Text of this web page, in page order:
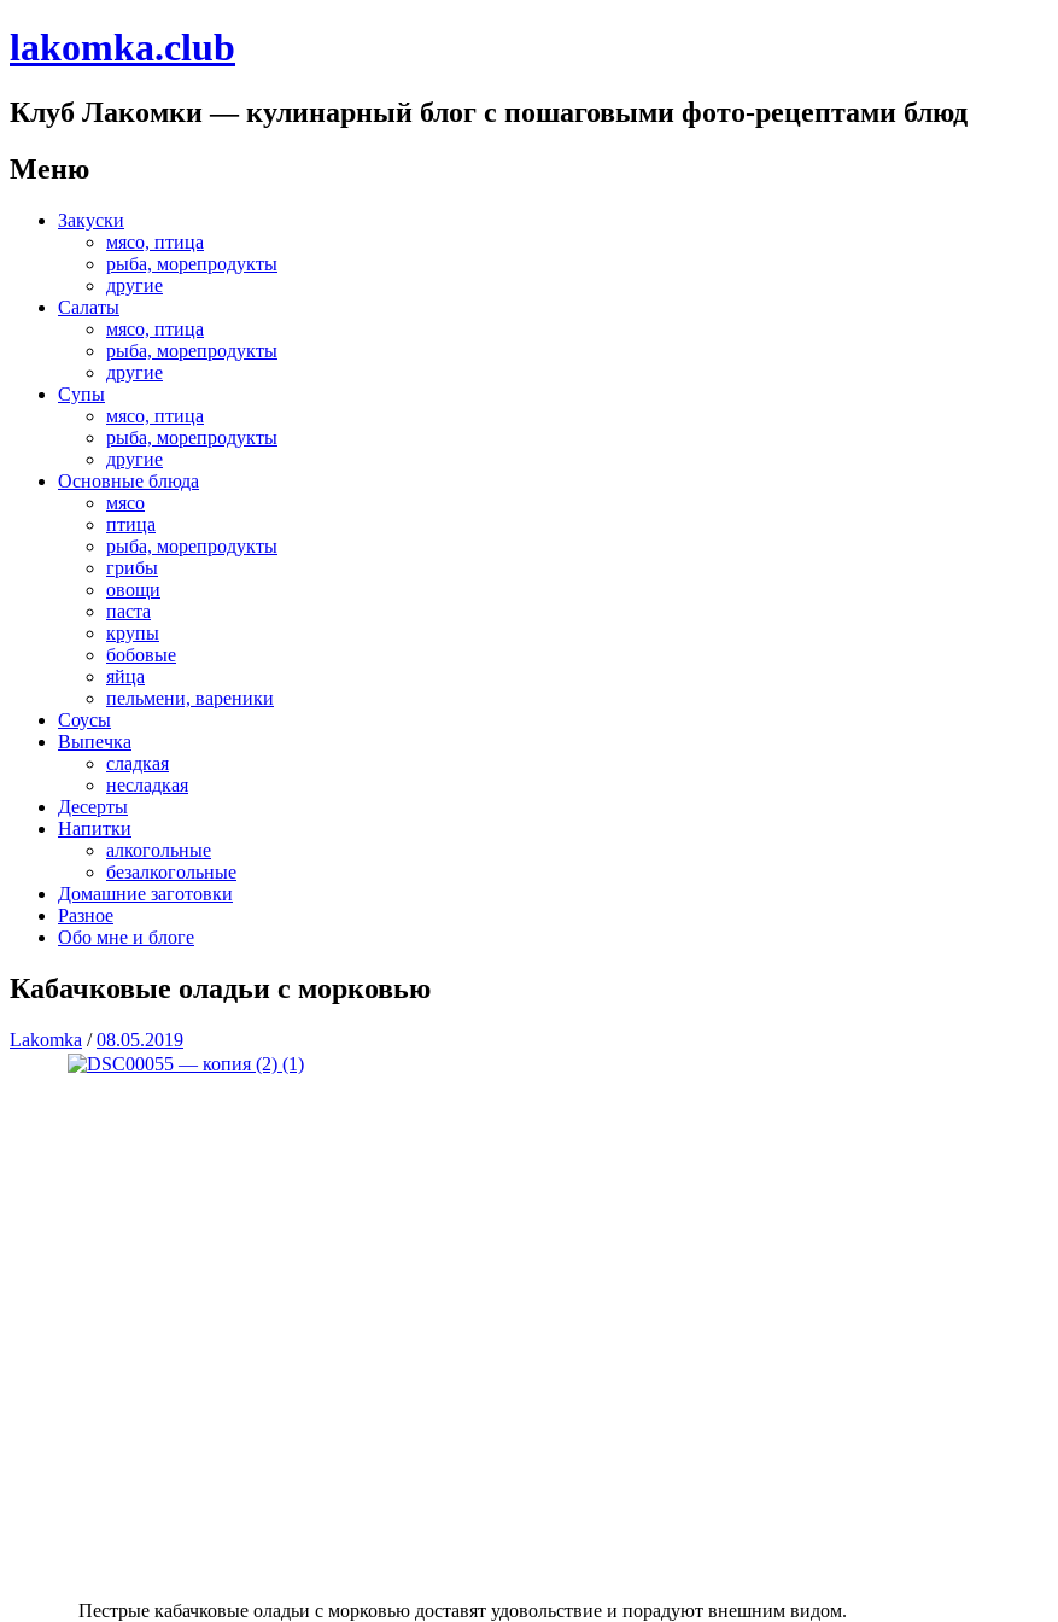
lakomka.club
Клуб Лакомки — кулинарный блог с пошаговыми фото-рецептами блюд
Меню
Перейти
содержимому
Закуски
мясо, птица
рыба, морепродукты
другие
Салаты
мясо, птица
рыба, морепродукты
другие
Супы
мясо, птица
рыба, морепродукты
другие
Основные блюда
мясо
птица
рыба, морепродукты
грибы
овощи
паста
крупы
бобовые
яйца
пельмени, вареники
Соусы
Выпечка
сладкая
несладкая
Десерты
Напитки
алкогольные
безалкогольные
Домашние заготовки
Разное
Обо мне и блоге
Кабачковые оладьи с морковью
Lakomka /08.05.2019
Пестрые кабачковые оладьи с морковью доставят удовольствие и порадуют внешним видом.